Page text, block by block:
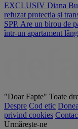
EXCLUSIV Diana
refuzat protecția și
SPP. Are un birou de
într-un apartament
"Doar Fapte" Toate
Despre Cod etic
privind cookies
Urmărește-ne